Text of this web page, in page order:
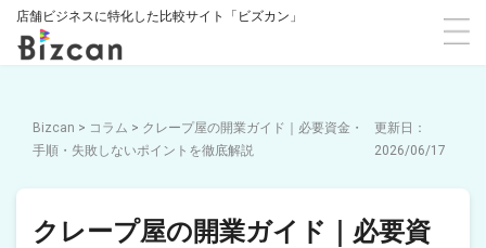
店舗ビジネスに特化した比較サイト「ビズカン」
Bizcan > コラム > クレープ屋の開業ガイド｜必要資金・
手順・失敗しないポイントを徹底解説
2026/06/17
クレープ屋の開業ガイド｜必要資